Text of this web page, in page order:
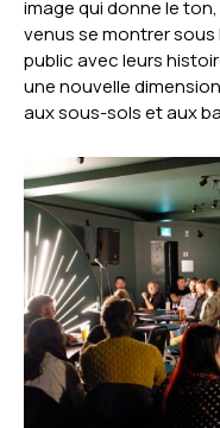
image qui donne le
venus se montrer sous
public avec leurs
une nouvelle
aux sous-sols et aux